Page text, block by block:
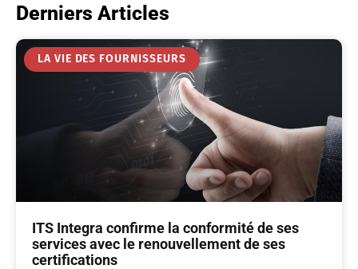
Derniers Articles
LA VIE DES FOURNISSEURS
ITS Integra confirme la conformité de ses
services avec le renouvellement de ses
certifications